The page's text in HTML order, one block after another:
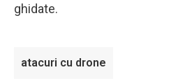
ghidate.
atacuri cu drone